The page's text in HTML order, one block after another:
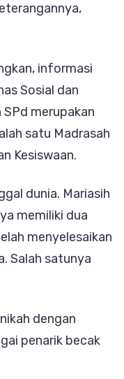
informasi
Sosial dan
merupakan
satu Madrasah
Kesiswaan.
dunia. Mariasih
memiliki dua
menyelesaikan
Salah satunya
dengan
penarik becak